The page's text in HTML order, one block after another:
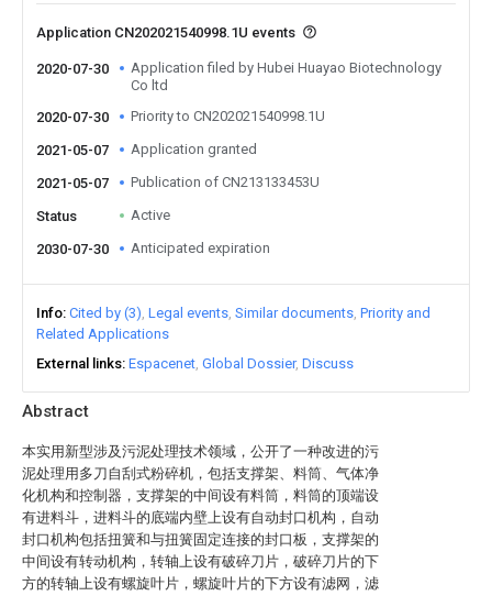
Abstract
本实用新型涉及污泥处理技术领域，公开了一种改进的污
泥处理用多刀自刮式粉碎机，包括支撑架、料筒、气体净
化机构和控制器，支撑架的中间设有料筒，料筒的顶端设
有进料斗，进料斗的底端内壁上设有自动封口机构，自动
封口机构包括扭簧和与扭簧固定连接的封口板，支撑架的
中间设有转动机构，转轴上设有破碎刀片，破碎刀片的下
方的转轴上设有螺旋叶片，螺旋叶片的下方设有滤网，滤
Application CN202021540998.1U events
2020-07-30
Application filed by Hubei Huayao Biotechnology
Co ltd
2020-07-30
Priority to CN202021540998.1U
2021-05-07 Application granted
2021-05-07 Publication of CN213133453U
Status Active
2030-07-30 Anticipated expiration
Info Cited by (3) Legal events Similar documents Priority and
Related Applications
External links Espacenet Global Dossier Discuss